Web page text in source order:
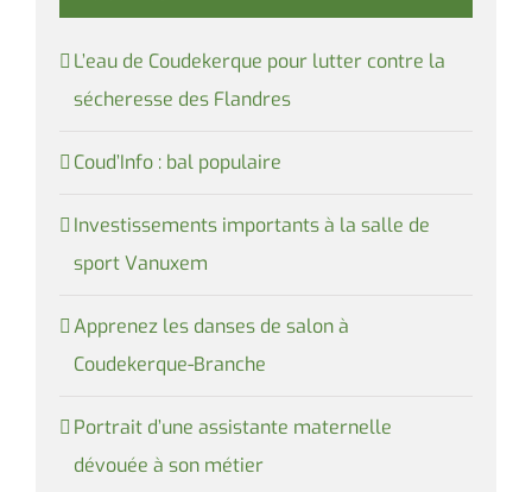
L’eau de Coudekerque pour lutter contre la
sécheresse des Flandres
Coud’Info : bal populaire
Investissements importants à la salle de
sport Vanuxem
Apprenez les danses de salon à
Coudekerque-Branche
Portrait d’une assistante maternelle
dévouée à son métier